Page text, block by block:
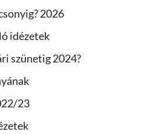
2026
idézetek
szünetig 2024?
23